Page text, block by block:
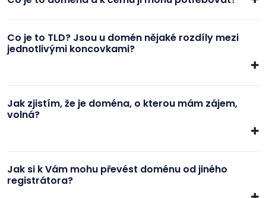
Co je to TLD? Jsou u domén nějaké rozdíly mezi
jednotlivými koncovkami?
Jak zjistím, že je doména, o kterou mám zájem,
volná?
Jak si k Vám mohu převést doménu od jiného
registrátora?